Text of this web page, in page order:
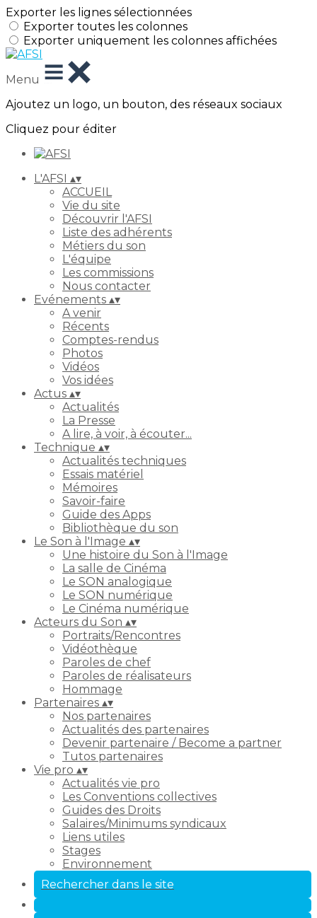
Exporter les lignes sélectionnées
Exporter toutes les colonnes
Exporter uniquement les colonnes affichées
Menu
Ajoutez un logo, un bouton, des réseaux sociaux
Cliquez pour éditer
L'AFSI ▴▾
ACCUEIL
Vie du site
Découvrir l'AFSI
Liste des adhérents
Métiers du son
L'équipe
Les commissions
Nous contacter
Evénements ▴▾
A venir
Récents
Comptes-rendus
Photos
Vidéos
Vos idées
Actus ▴▾
Actualités
La Presse
A lire, à voir, à écouter...
Technique ▴▾
Actualités techniques
Essais matériel
Mémoires
Savoir-faire
Guide des Apps
Bibliothèque du son
Le Son à l'Image ▴▾
Une histoire du Son à l'Image
La salle de Cinéma
Le SON analogique
Le SON numérique
Le Cinéma numérique
Acteurs du Son ▴▾
Portraits/Rencontres
Vidéothèque
Paroles de chef
Paroles de réalisateurs
Hommage
Partenaires ▴▾
Nos partenaires
Actualités des partenaires
Devenir partenaire / Become a partner
Tutos partenaires
Vie pro ▴▾
Actualités vie pro
Les Conventions collectives
Guides des Droits
Salaires/Minimums syndicaux
Liens utiles
Stages
Environnement
Rechercher dans le site